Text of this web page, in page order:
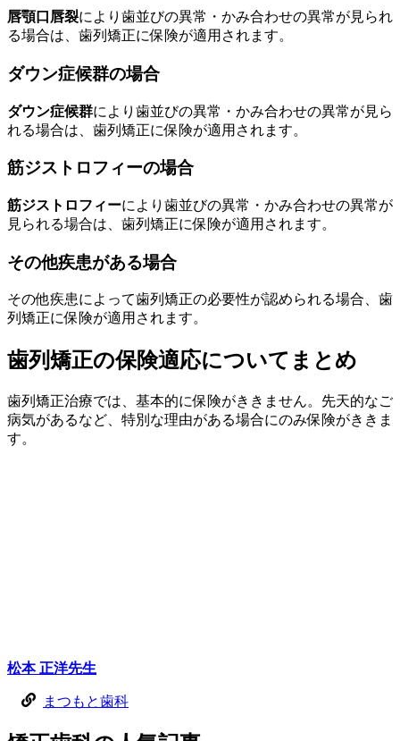
唇顎口唇裂により歯並びの異常・かみ合わせの異常が見られ
る場合は、歯列矯正に保険が適用されます。
ダウン症候群の場合
ダウン症候群により歯並びの異常・かみ合わせの異常が見ら
れる場合は、歯列矯正に保険が適用されます。
筋ジストロフィーの場合
筋ジストロフィーにより歯並びの異常・かみ合わせの異常が
見られる場合は、歯列矯正に保険が適用されます。
その他疾患がある場合
その他疾患によって歯列矯正の必要性が認められる場合、歯
列矯正に保険が適用されます。
歯列矯正の保険適応についてまとめ
歯列矯正治療では、基本的に保険がききません。先天的なご
病気があるなど、特別な理由がある場合にのみ保険がききま
す。
松本 正洋先生
まつもと歯科